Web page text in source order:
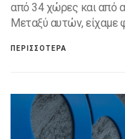
από 34 χώρες και από
Μεταξύ αυτών, είχαμε
ΠΕΡΙΣΣΟΤΕΡΑ